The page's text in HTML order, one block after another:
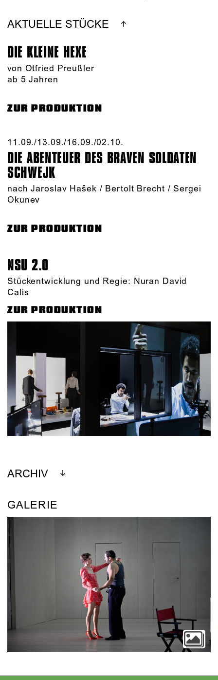
AKTUELLE STÜCKE
DIE KLEINE HEXE
von Otfried Preußler
ab 5 Jahren
ZUR PRODUKTION
11.09./​13.09./​16.09./​02.10.​
DIE ABENTEUER DES BRAVEN SOLDATEN
SCHWEJK
nach Jaroslav Hašek / Bertolt Brecht / Sergei
Okunev
ZUR PRODUKTION
NSU 2.0
Stückentwicklung und Regie: Nuran David
Calis
ZUR PRODUKTION
ARCHIV
GALERIE